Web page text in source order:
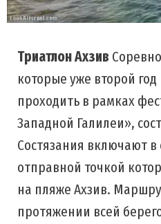
Триатлон Ахзив
которые уже второй
проходить в рамках
Западной Галилеи»,
Состязания включают в
отправной точкой
на пляже Ахзив.
протяжении всей